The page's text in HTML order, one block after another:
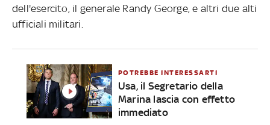
dell'esercito, il generale Randy George, e altri due alti
ufficiali militari.
POTREBBE INTERESSARTI
Usa, il Segretario della
Marina lascia con effetto
immediato